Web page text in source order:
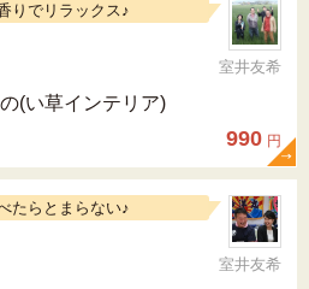
りでリラックス♪
室井友希
(い草インテリア)
990 円
たらとまらない♪
室井友希